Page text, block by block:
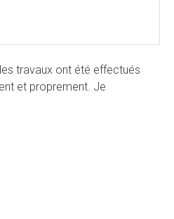
travaux ont été effectués
et proprement. Je